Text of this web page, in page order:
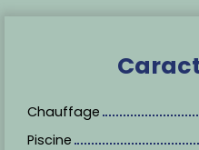
Chauffage
Piscine